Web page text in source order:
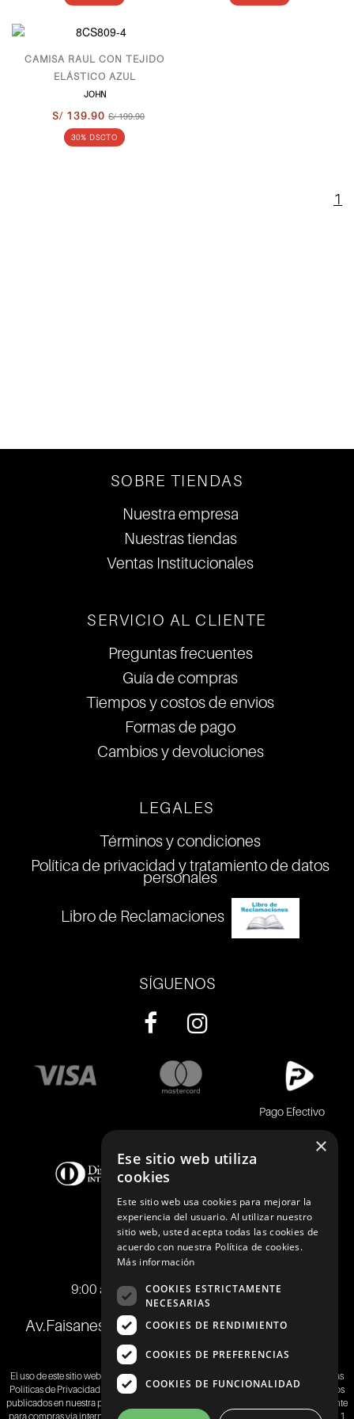
CAMISA RAUL CON TEJIDO
ELÁSTICO AZUL
JOHN
S/ 139.90 S/ 199.90
30% DSCTO
1
SOBRE TIENDAS
Nuestra empresa
Nuestras tiendas
Ventas Institucionales
SERVICIO AL CLIENTE
Preguntas frecuentes
Guía de compras
Tiempos y costos de envios
Formas de pago
Cambios y devoluciones
LEGALES
Términos y condiciones
Política de privacidad y tratamiento de datos
personales
Libro de Reclamaciones
SÍGUENOS
Pago Efectivo
Telf.:+51 989 174 974
info@johnholden.com.pe
9:00 am a 6:00 pm de lunes a viernes
Av.Faisanes 420 , Urb. La Campiña , Chorrillos
El uso de este sitio web implica la aceptación de los
y de las
Políticas de Privacidad de SAMITEX S.A. Las fotos son a modo ilustrativo.Los precios
publicados en nuestra página web
son válidos exclusivamente
para compras vía internet.Las promociones son válidas el día de hoy, stock mínimo 1
×
Ese sitio web utiliza
cookies
Este sitio web usa cookies para mejorar la
experiencia del usuario. Al utilizar nuestro
sitio web, usted acepta todas las cookies de
acuerdo con nuestra Política de cookies.
Más información
COOKIES ESTRICTAMENTE
NECESARIAS
COOKIES DE RENDIMIENTO
COOKIES DE PREFERENCIAS
COOKIES DE FUNCIONALIDAD